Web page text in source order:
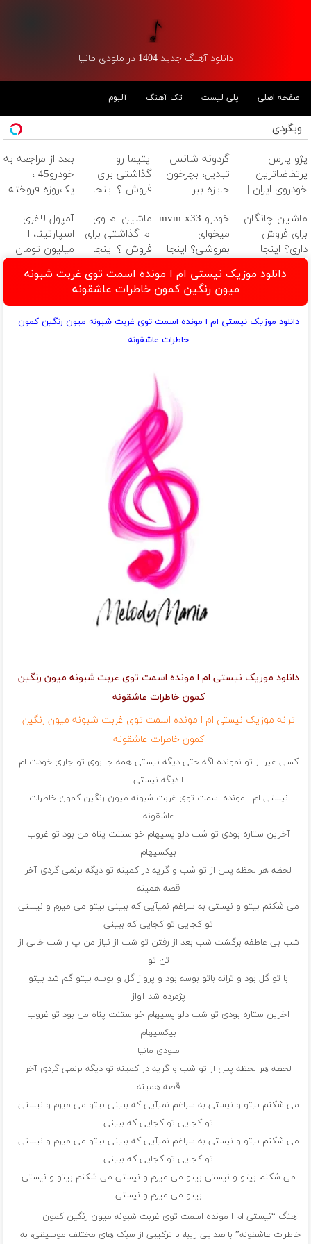
دانلود آهنگ جدید 1404 در ملودی مانیا
صفحه اصلی پلی لیست تک آهنگ آلبوم
وبگردی
پژو پارس
پرتقاضاترین
خودروی ایران |
فرصت رو از
دست نده!
گردونه شانس
تبدیل، بچرخون
جایزه ببر
اپتیما رو
گذاشتی برای
فروش ؟ اینجا
بعد از مراجعه به
خودرو45 ،
یک‌روزه فروخته
ماشین چانگان
برای فروش
داری؟ اینجا
سریع بفروشش
خودرو mvm x33
میخوای
بفروشی؟ اینجا
فروش میره
ماشین ام وی
ام گذاشتی برای
فروش ؟ اینجا
بفروش
آمپول لاغری
اسپارتینا، ا
میلیون تومان
ارزان‌تر از همه‌جا!
دانلود موزیک نیستی ام ا مونده اسمت توی غربت شبونه
میون رنگین کمون خاطرات عاشقونه
دانلود موزیک نیستی ام ا مونده اسمت توی غربت شبونه میون رنگین کمون
خاطرات عاشقونه
دانلود موزیک نیستی ام ا مونده اسمت توی غربت شبونه میون رنگین
کمون خاطرات عاشقونه
ترانه موزیک نیستی ام ا مونده اسمت توی غربت شبونه میون رنگین
کمون خاطرات عاشقونه
کسی غیر از تو نمونده اگه حتی دیگه نیستی همه جا بوی تو جاری خودت ام
ا دیگه نیستی
نیستی ام ا مونده اسمت توی غربت شبونه میون رنگین کمون خاطرات
عاشقونه
آخرین ستاره بودی تو شب دلواپسیهام خواستنت پناه من بود تو غروب
بیکسیهام
لحظه هر لحظه پس از تو شب و گریه در کمینه تو دیگه برنمی گردی آخر
قصه همینه
می شکنم بیتو و نیستی به سراغم نمیآیی که ببینی بیتو می میرم و نیستی
تو کجایی تو کجایی که ببینی
شب بی عاطفه برگشت شب بعد از رفتن تو شب از نیاز من پ ر شب خالی از
تن تو
با تو گل بود و ترانه باتو بوسه بود و پرواز گل و بوسه بیتو گم شد بیتو
پژمرده شد آواز
آخرین ستاره بودی تو شب دلواپسیهام خواستنت پناه من بود تو غروب
بیکسیهام
ملودی مانیا
لحظه هر لحظه پس از تو شب و گریه در کمینه تو دیگه برنمی گردی آخر
قصه همینه
می شکنم بیتو و نیستی به سراغم نمیآیی که ببینی بیتو می میرم و نیستی
تو کجایی تو کجایی که ببینی
می شکنم بیتو و نیستی به سراغم نمیآیی که ببینی بیتو می میرم و نیستی
تو کجایی تو کجایی که ببینی
می شکنم بیتو و نیستی بیتو می میرم و نیستی می شکنم بیتو و نیستی
بیتو می میرم و نیستی
آهنگ “نیستی ام ا مونده اسمت توی غربت شبونه میون رنگین کمون
خاطرات عاشقونه” با صدایی زیبا، با ترکیبی از سبک های مختلف موسیقی، به